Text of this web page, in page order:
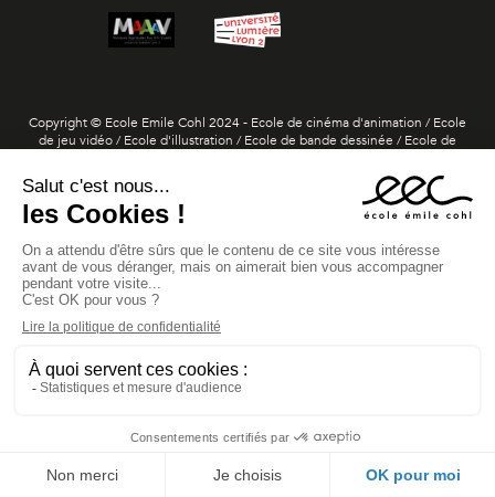
Copyright © Ecole Emile Cohl 2024 - Ecole de cinéma d'animation / Ecole
de jeu vidéo / Ecole d'illustration / Ecole de bande dessinée / Ecole de
Diplôme visé de Dessinateur Praticien / niveau 6 par le ministère de
l'Enseignement supérieur et de la Recherche (arrêté du 24 juin 2020, paru
au BO n°29 du 16 juillet 2020)
Diplôme visé de Dessinateur 3D / niveau 6 par le ministère de
l'Enseignement supérieur et de la Recherche (arrêté du 12 janvier 2023,
paru au BO n°4 du 26 janvier 2023)
Titre de Concepteur artistique - Réalisateur de jeu vidéo / niveau 7
enregistré au Registre national des certifications professionnelles
(RNCP35283)
niveau 7 enregistré au Registre national des certifications professionnelles
(RNCP37770)